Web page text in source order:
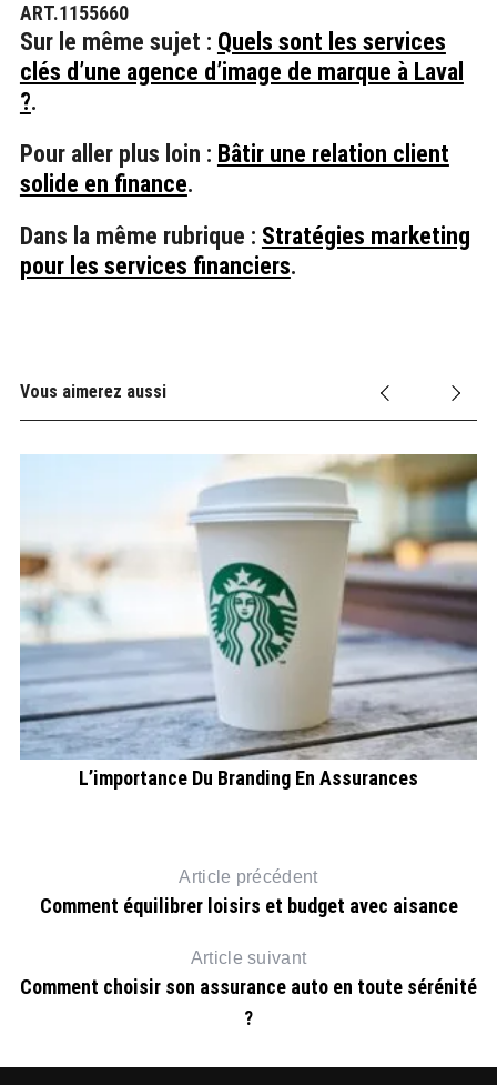
ART.1155660
Sur le même sujet : Quels sont les services
clés d’une agence d’image de marque à Laval
?.
Pour aller plus loin : Bâtir une relation client
solide en finance.
Dans la même rubrique : Stratégies marketing
pour les services financiers.
Vous aimerez aussi
L’importance Du Branding En Assurances
Article précédent
Comment équilibrer loisirs et budget avec aisance
Article suivant
Comment choisir son assurance auto en toute sérénité
?